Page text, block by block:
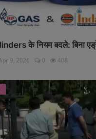
के नियम बदले: बिना
9, 2026 0 408